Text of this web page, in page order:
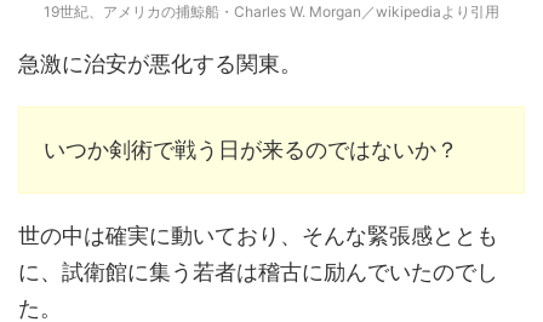
19世紀、アメリカの捕鯨船・Charles W. Morgan／wikipediaより引用
急激に治安が悪化する関東。
いつか剣術で戦う日が来るのではないか？
世の中は確実に動いており、そんな緊張感ととも
に、試衛館に集う若者は稽古に励んでいたのでし
た。